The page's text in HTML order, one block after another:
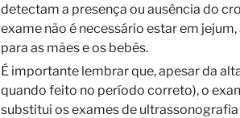
detectam a presença ou ausência do
exame não é necessário estar em
para as mães e os bebês.
É importante lembrar que, apesar da
quando feito no período correto), o
substitui os exames de